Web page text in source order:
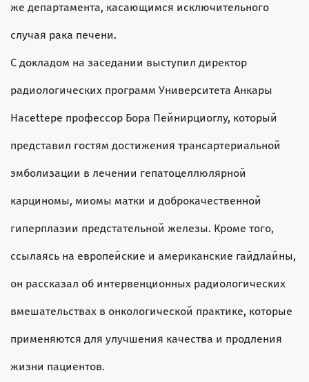
же департамента, касающимся исключительного
случая рака печени.
С докладом на заседании выступил директор
радиологических программ Университета Анкары
Hacettepe профессор Бора Пейнирциоглу, который
представил гостям достижения трансартериальной
эмболизации в лечении гепатоцеллюлярной
карциномы, миомы матки и доброкачественной
гиперплазии предстательной железы. Кроме того,
ссылаясь на европейские и американские гайдлайны,
он рассказал об интервенционных радиологических
вмешательствах в онкологической практике, которые
применяются для улучшения качества и продления
жизни пациентов.